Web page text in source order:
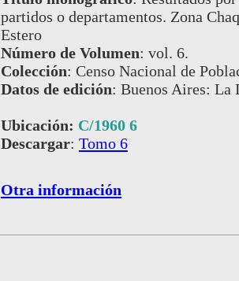
partidos o departamentos. Zona
Estero
Número de Volumen: vol. 6.
Colección: Censo Nacional de
Datos de edición: Buenos Aires: La
Ubicación: C/1960 6
Descargar: Tomo 6
Otra información